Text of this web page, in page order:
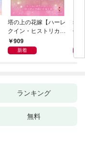
塔の上の花嫁【ハーレ
クイン・ヒストリカ
ル・スペシャル版】
909
新着
幼
作
ランキング
無料